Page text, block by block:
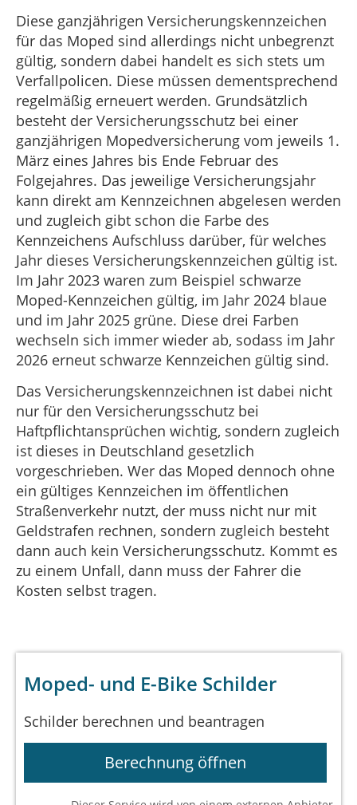
Diese ganzjährigen Versicherungskennzeichen
für das Moped sind allerdings nicht unbegrenzt
gültig, sondern dabei handelt es sich stets um
Verfallpolicen. Diese müssen dementsprechend
regelmäßig erneuert werden. Grundsätzlich
besteht der Versicherungsschutz bei einer
ganzjährigen Mopedversicherung vom jeweils 1.
März eines Jahres bis Ende Februar des
Folgejahres. Das jeweilige Versicherungsjahr
kann direkt am Kennzeichnen abgelesen werden
und zugleich gibt schon die Farbe des
Kennzeichens Aufschluss darüber, für welches
Jahr dieses Versicherungskennzeichen gültig ist.
Im Jahr 2023 waren zum Beispiel schwarze
Moped-Kennzeichen gültig, im Jahr 2024 blaue
und im Jahr 2025 grüne. Diese drei Farben
wechseln sich immer wieder ab, sodass im Jahr
2026 erneut schwarze Kennzeichen gültig sind.
Das Versicherungskennzeichnen ist dabei nicht
nur für den Versicherungsschutz bei
Haftpflichtansprüchen wichtig, sondern zugleich
ist dieses in Deutschland gesetzlich
vorgeschrieben. Wer das Moped dennoch ohne
ein gültiges Kennzeichen im öffentlichen
Straßenverkehr nutzt, der muss nicht nur mit
Geldstrafen rechnen, sondern zugleich besteht
dann auch kein Versicherungsschutz. Kommt es
zu einem Unfall, dann muss der Fahrer die
Kosten selbst tragen.
Moped- und E-Bike Schilder
Schilder berechnen und beantragen
Berechnung öffnen